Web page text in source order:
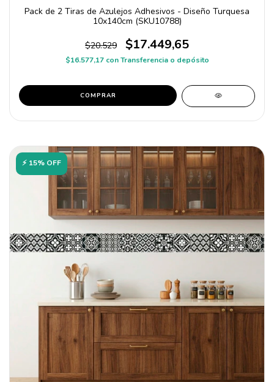
Pack de 2 Tiras de Azulejos Adhesivos - Diseño Turquesa
10x140cm (SKU10788)
$20.529 $17.449,65
$16.577,17 con Transferencia o depósito
COMPRAR
⚡ 15% OFF